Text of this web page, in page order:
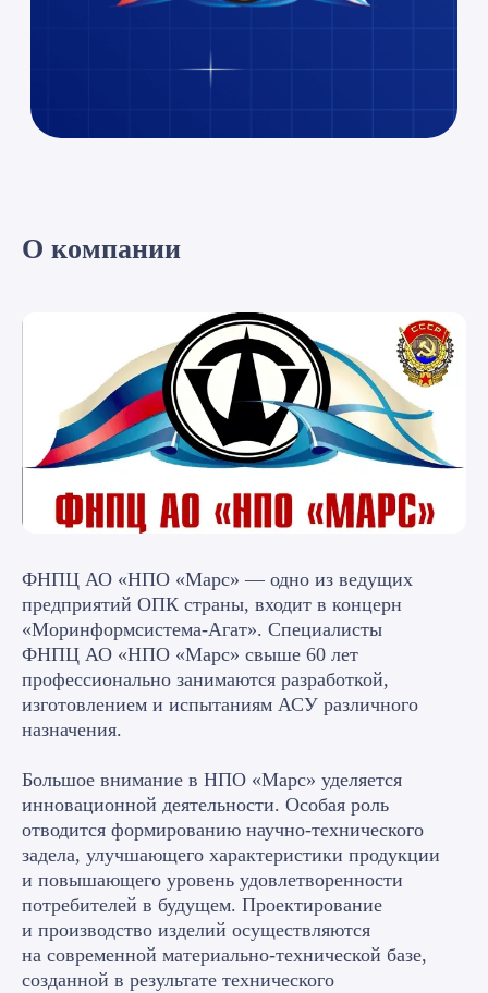
О компании
ФНПЦ АО «НПО «Марс» — одно из ведущих
предприятий ОПК страны, входит в концерн
«Моринформсистема-Агат». Специалисты
ФНПЦ АО «НПО «Марс» свыше 60 лет
профессионально занимаются разработкой,
изготовлением и испытаниям АСУ различного
назначения.
Большое внимание в НПО «Марс» уделяется
инновационной деятельности. Особая роль
отводится формированию научно-технического
задела, улучшающего характеристики продукции
и повышающего уровень удовлетворенности
потребителей в будущем. Проектирование
и производство изделий осуществляются
на современной материально-технической базе,
созданной в результате технического